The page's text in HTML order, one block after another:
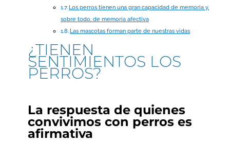
Los perros tienen una gran capacidad de memoria y,
sobre todo, de memoria afectiva
Las mascotas forman parte de nuestras vidas
¿TIENEN
SENTIMIENTOS LOS
PERROS?
La respuesta de quienes
convivimos con perros es
afirmativa